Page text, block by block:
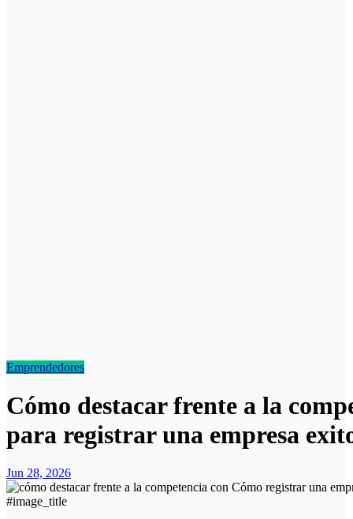
Emprendedores
Cómo destacar frente a la
para registrar una empresa
Jun 28, 2026
#image_title